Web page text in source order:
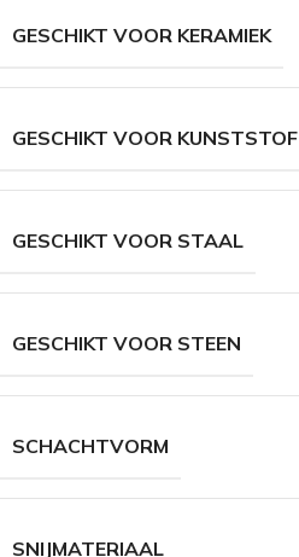
GESCHIKT VOOR KERAMIEK
GESCHIKT VOOR KUNSTSTOF
GESCHIKT VOOR STAAL
GESCHIKT VOOR STEEN
SCHACHTVORM
SNIJMATERIAAL